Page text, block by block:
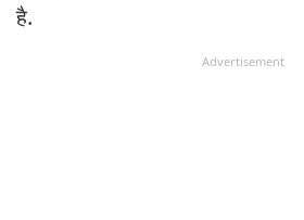
है.
Advertisement